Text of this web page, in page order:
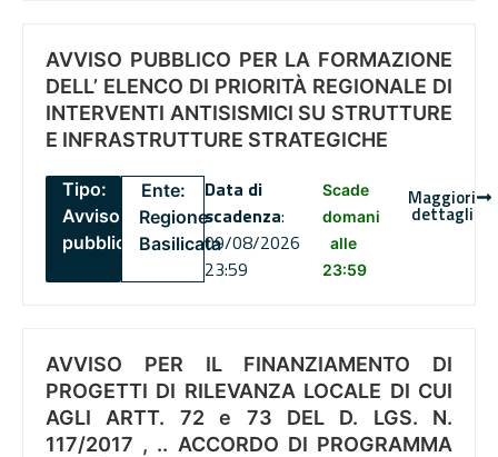
AVVISO PUBBLICO PER LA FORMAZIONE
DELL’ ELENCO DI PRIORITÀ REGIONALE DI
INTERVENTI ANTISISMICI SU STRUTTURE
E INFRASTRUTTURE STRATEGICHE
Tipo:
Avviso
pubblico
Ente:
Regione
Basilicata
Data di
scadenza:
09/08/2026
23:59
Scade
domani
alle
23:59
Maggiori
dettagli
AVVISO PER IL FINANZIAMENTO DI
PROGETTI DI RILEVANZA LOCALE DI CUI
AGLI ARTT. 72 e 73 DEL D. LGS. N.
117/2017 , .. ACCORDO DI PROGRAMMA